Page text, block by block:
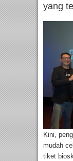
yang
Kini,
mudah
tiket